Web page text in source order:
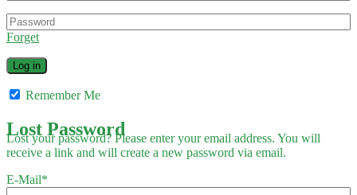
Forget
Remember Me
Lost Password
Lost your password? Please enter your email address. You will
receive a link and will create a new password via email.
E-Mail*